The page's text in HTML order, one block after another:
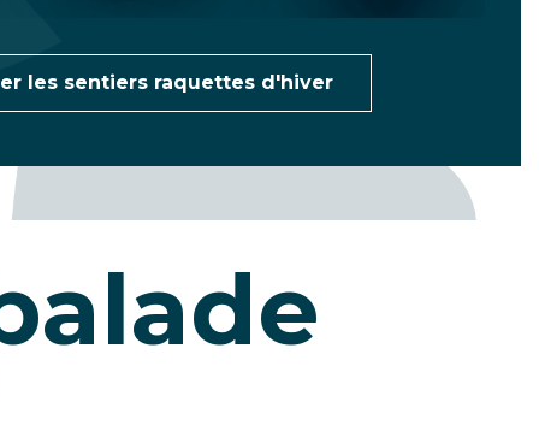
les sentiers raquettes d'hiver